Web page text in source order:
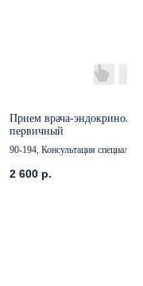
Прием врача-
первичный
90-194, Консультация
2 600 р.